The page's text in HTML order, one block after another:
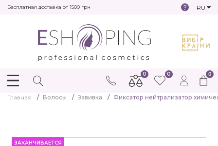
Бесплатная доставка от 1500 грн RU
0
0 0
Главная Волосы Завивка Фиксатор нейтрализатор
ЗАКАНЧИВАЕТСЯ